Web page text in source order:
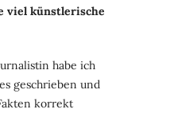
viel künstlerische
habe ich
geschrieben und
korrekt